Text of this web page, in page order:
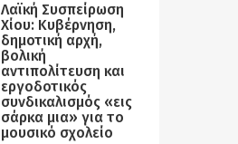
Λαϊκή Συσπείρωση
Χίου: Κυβέρνηση,
δημοτική αρχή,
βολική
αντιπολίτευση και
εργοδοτικός
συνδικαλισμός «εις
σάρκα μια» για το
μουσικό σχολείο